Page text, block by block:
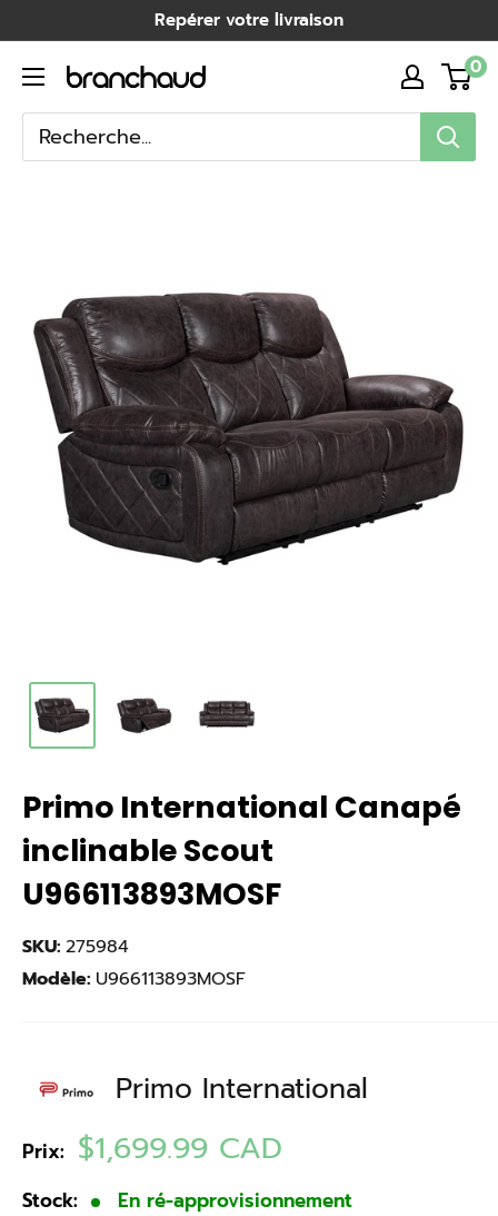
au
contenu
Repérer votre livraison
Branchaud
0
Primo International Canapé
inclinable Scout
U966113893MOSF
SKU: 275984
Modèle: U966113893MOSF
Primo International
Prix: Prix
réduit
$1,699.99 CAD
Stock:
En ré-approvisionnement